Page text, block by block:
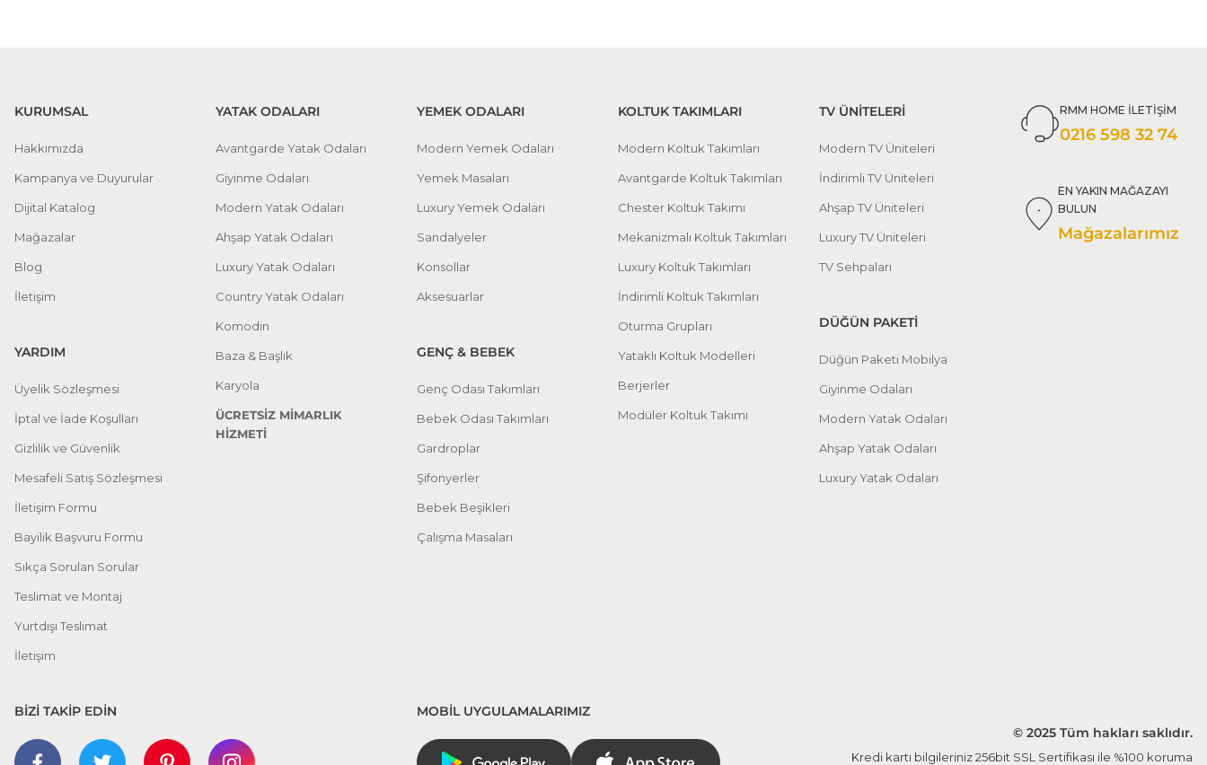
KURUMSAL
Hakkımızda
Kampanya ve Duyurular
Dijital Katalog
Mağazalar
Blog
İletişim
YARDIM
Üyelik Sözleşmesi
İptal ve İade Koşulları
Gizlilik ve Güvenlik
Mesafeli Satış Sözleşmesi
İletişim Formu
Bayilik Başvuru Formu
Sıkça Sorulan Sorular
Teslimat ve Montaj
Yurtdışı Teslimat
İletişim
YATAK ODALARI
Avantgarde Yatak Odaları
Giyinme Odaları
Modern Yatak Odaları
Ahşap Yatak Odaları
Luxury Yatak Odaları
Country Yatak Odaları
Komodin
Baza & Başlık
Karyola
ÜCRETSİZ MİMARLIK
HİZMETİ
YEMEK ODALARI
Modern Yemek Odaları
Yemek Masaları
Luxury Yemek Odaları
Sandalyeler
Konsollar
Aksesuarlar
GENÇ & BEBEK
Genç Odası Takımları
Bebek Odası Takımları
Gardroplar
Şifonyerler
Bebek Beşikleri
Çalışma Masaları
KOLTUK TAKIMLARI
Modern Koltuk Takımları
Avantgarde Koltuk Takımları
Chester Koltuk Takımı
Mekanizmalı Koltuk Takımları
Luxury Koltuk Takımları
İndirimli Koltuk Takımları
Oturma Grupları
Yataklı Koltuk Modelleri
Berjerler
Modüler Koltuk Takımı
TV ÜNİTELERİ
Modern TV Üniteleri
İndirimli TV Üniteleri
Ahşap TV Üniteleri
Luxury TV Üniteleri
TV Sehpaları
DÜĞÜN PAKETİ
Düğün Paketi Mobilya
Giyinme Odaları
Modern Yatak Odaları
Ahşap Yatak Odaları
Luxury Yatak Odaları
RMM HOME İLETİŞİM
0216 598 32 74
EN YAKIN MAĞAZAYI
BULUN
Mağazalarımız
BİZİ TAKİP EDİN
MOBİL UYGULAMALARIMIZ
© 2025 Tüm hakları saklıdır.
Kredi kartı bilgileriniz 256bit SSL Sertifikası ile %100 koruma